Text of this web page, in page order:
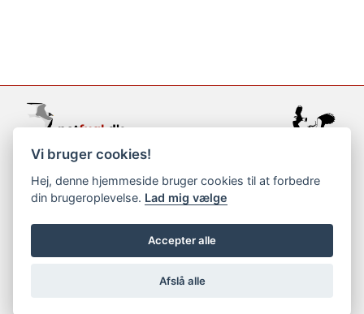
support@netfugl.dk
copyright © 2002-2023
Vi bruger cookies!
Hej, denne hjemmeside bruger cookies til at forbedre
din brugeroplevelse. Lad mig vælge
Accepter alle
Afslå alle